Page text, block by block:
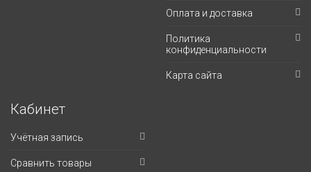
Оплата и доставка
Политика
конфиденциальности
Карта сайта
Кабинет
Учётная запись
Сравнить товары